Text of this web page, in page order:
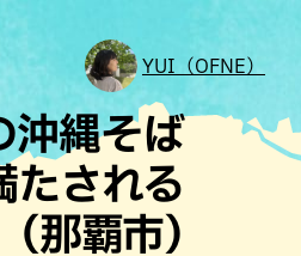
理
ー
ホテル
公園
YUI（OFNE）
沖縄そば
たされる
那覇市）